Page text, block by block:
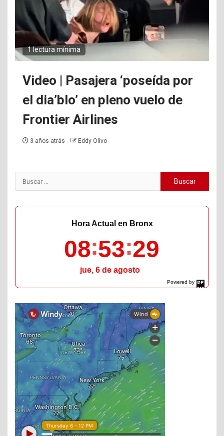
1 lectura mínima
Video | Pasajera ‘poseída por
el dia’blo’ en pleno vuelo de
Frontier Airlines
3 años atrás Eddy Olivo
Buscar:
Powered by
DaysPedia.com
Hora Actual en Bronx
08 53 30
jue, 6 de agosto